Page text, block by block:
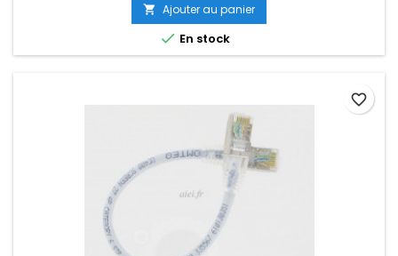
 Ajouter au panier
 En stock
favorite_border